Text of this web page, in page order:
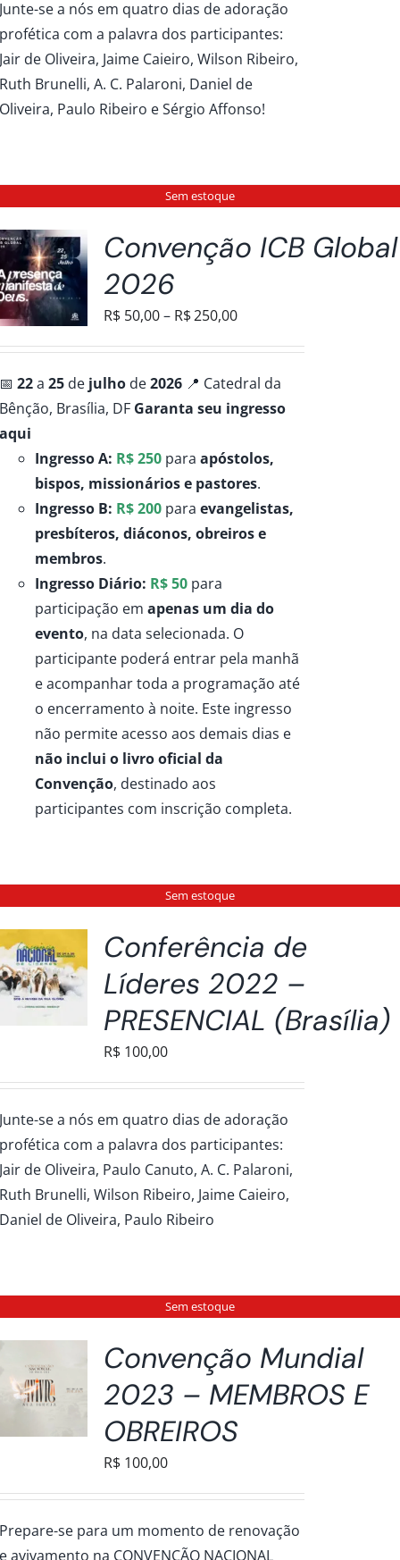
R$50,00
através
R$100,00
Junte-se a nós em quatro dias de adoração
profética com a palavra dos participantes:
Jair de Oliveira, Jaime Caieiro, Wilson Ribeiro,
Ruth Brunelli, A. C. Palaroni, Daniel de
Oliveira, Paulo Ribeiro e Sérgio Affonso!
Sem estoque
Convenção ICB Global
2026
R$ 50,00 – R$250,00Faixa
R$50,00
através
📅22a25 de julho de2026 📍 Catedral da
Bênção, Brasília, DF Garanta seu ingresso
aqui
Ingresso A: R$ 250 paraapóstolos,
bispos, missionários e pastores.
Ingresso B: R$ 200 paraevangelistas,
presbíteros, diáconos, obreiros e
membros.
Ingresso Diário: R$ 50 para
participação emapenas um dia do
evento, na data selecionada. O
participante poderá entrar pela manhã
e acompanhar toda a programação até
o encerramento à noite. Este ingresso
não permite acesso aos demais dias e
não inclui o livro oficial da
Convenção, destinado aos
participantes com inscrição completa.
Sem estoque
Conferência de
Líderes 2022 –
PRESENCIAL (Brasília)
R$ 100,00
Junte-se a nós em quatro dias de adoração
profética com a palavra dos participantes:
Jair de Oliveira, Paulo Canuto, A. C. Palaroni,
Ruth Brunelli, Wilson Ribeiro, Jaime Caieiro,
Daniel de Oliveira, Paulo Ribeiro
Sem estoque
Convenção Mundial
2023 – MEMBROS E
OBREIROS
R$ 100,00
Prepare-se para um momento de renovação
e avivamento na CONVENÇÃO NACIONAL